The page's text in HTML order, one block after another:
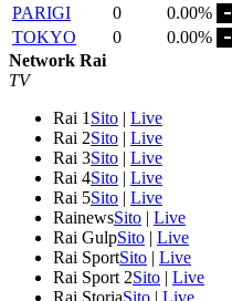
PARIGI
0
0.00%
TOKYO
0
0.00%
Network Rai
TV
Rai 1 Sito | Live
Rai 2Sito | Live
Rai 3Sito | Live
Rai 4Sito | Live
Rai 5Sito | Live
RainewsSito | Live
Rai GulpSito | Live
Rai SportSito | Live
Rai Sport 2Sito | Live
Rai StoriaSito | Live